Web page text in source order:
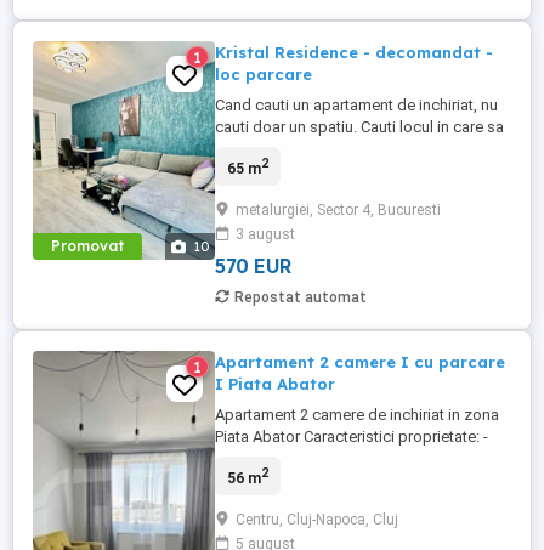
Promovat 10
1
Kristal Residence - decomandat -
loc parcare
Cand cauti un apartament de inchiriat, nu
cauti doar un spatiu. Cauti locul in care sa
prezentam un apartament cu 2 camere
Residence, unul dintre cele mai apreciate
ansambluri rezidentiale din zona
Metalurgiei, ideal pentru cei ...
65 m2
metalurgiei, Sector 4, Bucuresti
3 august
570 EUR
Repostat automat
1
Apartament 2 camere I cu parcare
I Piata Abator
Apartament 2 camere de inchiriat in zona
Piata Abator Caracteristici proprietate: -
dormitor,baie si balcon inchis -56mp utili -
masina de spalat vase -1 loc de parcare
inclus
56 m2
Centru, Cluj-Napoca, Cluj
5 august